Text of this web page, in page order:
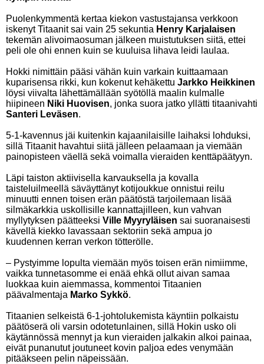
Puolenkymmentä kertaa kiekon vastustajansa verkkoon
iskenyt Titaanit sai vain 25 sekuntia Henry Karjalaisen
tekemän alivoimaosuman jälkeen muistutuksen siitä, ettei
peli ole ohi ennen kuin se kuuluisa lihava leidi laulaa.
Hokki nimittäin pääsi vähän kuin varkain kuittaamaan
kuparisensa rikki, kun kokenut kehäkettu Jarkko Heikkinen
löysi viivalta lähettämällään syötöllä maalin kulmalle
hiipineen Niki Huovisen, jonka suora jatko yllätti titaanivahti
Santeri Leväsen.
5-1-kavennus jäi kuitenkin kajaanilaisille laihaksi lohduksi,
sillä Titaanit havahtui siitä jälleen pelaamaan ja viemään
painopisteen väellä sekä voimalla vieraiden kenttäpäätyyn.
Läpi taiston aktiivisella karvauksella ja kovalla
taisteluilmeellä säväyttänyt kotijoukkue onnistui reilu
minuutti ennen toisen erän päätöstä tarjoilemaan lisää
silmäkarkkia uskollisille kannattajilleen, kun vahvan
myllytyksen päätteeksi Ville Myyryläisen sai suoranaisesti
kävellä kiekko lavassaan sektoriin sekä ampua jo
kuudennen kerran verkon tötterölle.
– Pystyimme lopulta viemään myös toisen erän nimiimme,
vaikka tunnetasomme ei enää ehkä ollut aivan samaa
luokkaa kuin aiemmassa, kommentoi Titaanien
päävalmentaja Marko Sykkö.
Titaanien selkeistä 6-1-johtolukemista käyntiin polkaistu
päätöserä oli varsin odotetunlainen, sillä Hokin usko oli
käytännössä mennyt ja kun vieraiden jalkakin alkoi painaa,
eivät punanutut joutuneet kovin paljoa edes venymään
pitääkseen pelin näpeissään.